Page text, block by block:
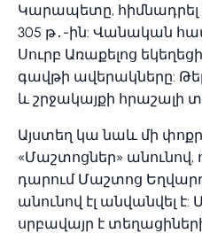
Կարապետը, հիմնադրել
305 թ․-ին: Վանական
Սուրբ Առաքելոց
գավթի ավերակները:
և շրջակայքի հրաշալի
Այստեղ կա նաև մի
«Մաշտոցներ» անունով,
դարում Մաշտոց
անունով էլ անվանվել
սրբավայր է